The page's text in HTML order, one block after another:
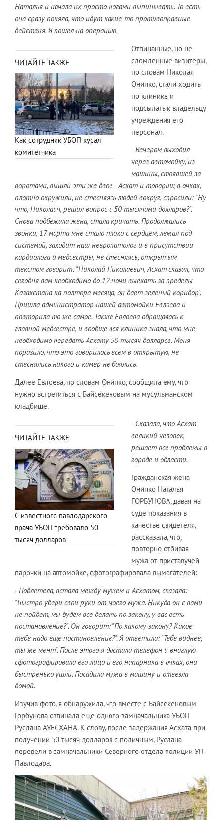
Наталья и начала их просто ногами выпинывать. То есть
она сразу поняла, что идут какие-то противоправные
действия. Я пошел на операцию.
ЧИТАЙТЕ ТАКЖЕ
Как сотрудник УБОП кусал
комитетчика
Отпинанные, но не
сломленные визитеры,
по словам Николая
Онипко, стали ходить
по клинике и
подсылать к владельцу
учреждения его
персонал.
- Вечером выходил
через автомойку, из
машины, стоявшей за
воротами, вышли эти же двое - Асхат и товарищ в очках,
плотно окружили, не стесняясь людей вокруг, спросили: "Ну
что, Николаич, решил вопрос с 50 тысячами долларов?".
Снова подбежала жена, стала кричать. Продолжались
звонки, 17 марта мне стало плохо с сердцем, лежал под
системой, заходит наш невропатолог и в присутствии
кардиолога и медсестры, не стесняясь, открытым
текстом говорит: "Николай Николаевич, Асхат сказал, что
сегодня вам необходимо до 12 ночи выехать за пределы
Казахстана на полтора месяца, он дает зеленый коридор".
Пришла администратор нашей автомойки Евлоева и
повторила то же самое. Также Евлоева обращалась к
главной медсестре, и вообще вся клиника знала, что мне
необходимо передать Асхату 50 тысяч долларов. Меня
поразило, что это говорилось всем в открытую, не
стеснялись никого и камер не боялись.
Далее Евлоева, по словам Онипко, сообщила ему, что
нужно встретиться с Байсекеновым на мусульманском
кладбище.
ЧИТАЙТЕ ТАКЖЕ
С известного павлодарского
врача УБОП требовало 50
тысяч долларов
- Сказала, что Асхат
великий человек,
решает все проблемы в
городе и области.
Гражданская жена
Онипко Наталья
ГОРБУНОВА, давая на
суде показания в
качестве свидетеля,
рассказала, что,
повторно отбивая
мужа от приставучей
парочки на автомойке, сфотографировала вымогателей:
- Подлетела, встала между мужем и Асхатом, сказала:
"Быстро убери свои руки от моего мужа. Никуда он с вами
не пойдет, мы будем все делать по закону, у вас есть
постановление?". Он говорит: "По какому закону? Какое
тебе надо еще постановление?". Я ответила: "Тебе виднее,
ты же мент". После этого я достала телефон и внаглую
сфотографировала его лицо и его напарника в очках, они
быстренько ушли. Посадила мужа в машину и отвезла
домой.
Изучив фото, я обнаружила, что вместе с Байсекеновым
Горбунова отпинала еще одного замначальника УБОП
Руслана АУЕСХАНА. К слову, после задержания Асхата при
получении 50 тысяч долларов с поличным, Руслана
перевели в замначальники Северного отдела полиции УП
Павлодара.